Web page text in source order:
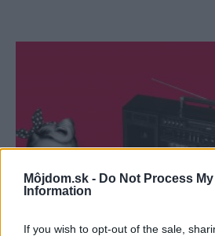
Môjdom.sk - Do Not Process
Information
If you wish to opt-out of the sale,